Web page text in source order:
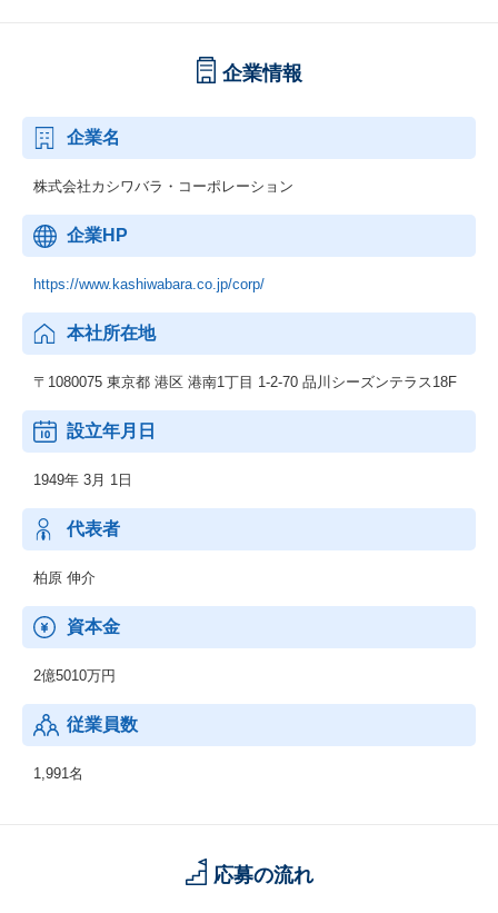
企業情報
企業名
株式会社カシワバラ・コーポレーション
企業HP
https://www.kashiwabara.co.jp/corp/
本社所在地
〒1080075 東京都 港区 港南1丁目 1-2-70 品川シーズンテラス18F
設立年月日
1949年 3月 1日
代表者
柏原 伸介
資本金
2億5010万円
従業員数
1,991名
応募の流れ